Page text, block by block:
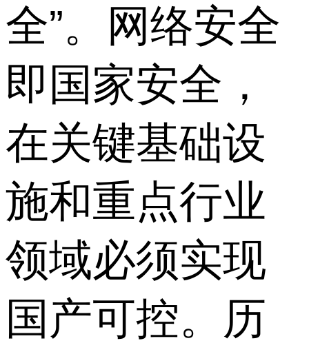
全”。网络安全
即国家安全，
在关键基础设
施和重点行业
领域必须实现
国产可控。历